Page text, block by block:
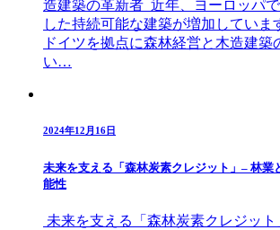
造建築の革新者 近年、ヨーロッパ
した持続可能な建築が増加していま
ドイツを拠点に森林経営と木造建築
い…
2024年12月16日
未来を支える「森林炭素クレジット」– 林業
能性
未来を支える「森林炭素クレジッ